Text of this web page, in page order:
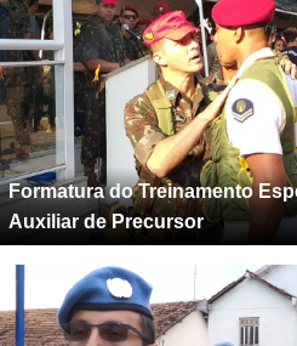
Formatura do Treinamento
Auxiliar de Precursor